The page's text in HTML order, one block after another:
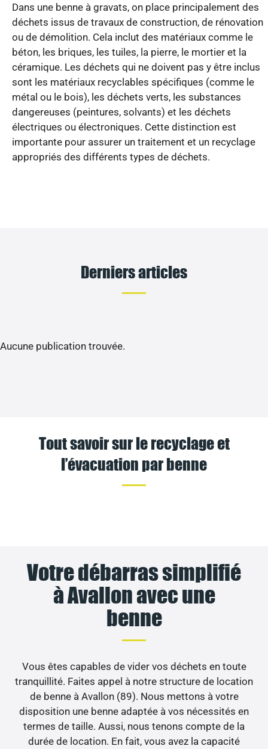
Dans une benne à gravats, on place principalement des
déchets issus de travaux de construction, de rénovation
ou de démolition. Cela inclut des matériaux comme le
béton, les briques, les tuiles, la pierre, le mortier et la
céramique. Les déchets qui ne doivent pas y être inclus
sont les matériaux recyclables spécifiques (comme le
métal ou le bois), les déchets verts, les substances
dangereuses (peintures, solvants) et les déchets
électriques ou électroniques. Cette distinction est
importante pour assurer un traitement et un recyclage
appropriés des différents types de déchets.
Derniers articles
Aucune publication trouvée.
Tout savoir sur le recyclage et
l’évacuation par benne
Votre débarras simplifié
à Avallon avec une
benne
Vous êtes capables de vider vos déchets en toute
tranquillité. Faites appel à notre structure de location
de benne à Avallon (89). Nous mettons à votre
disposition une benne adaptée à vos nécessités en
termes de taille. Aussi, nous tenons compte de la
durée de location. En fait, vous avez la capacité